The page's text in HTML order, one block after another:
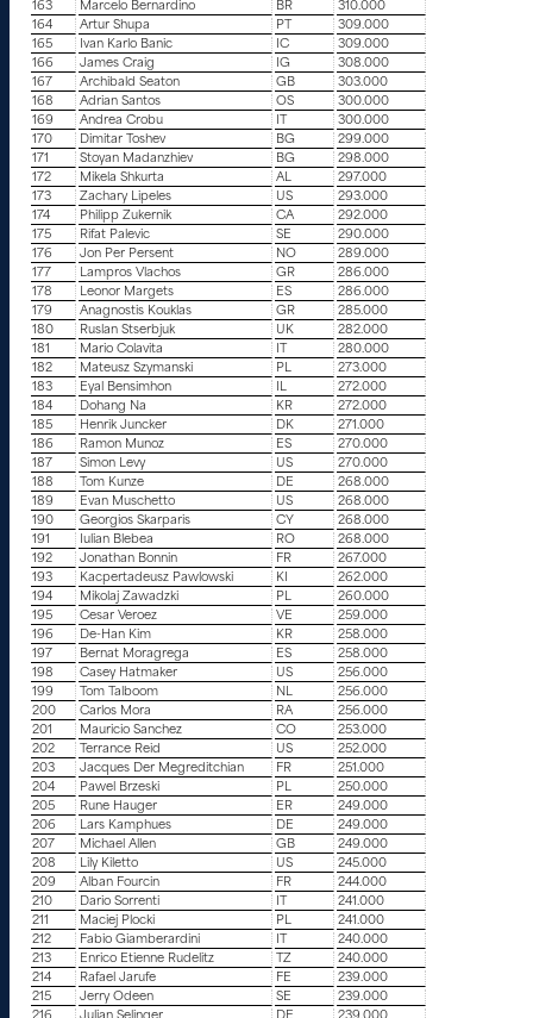
163
Marcelo Bernardino BR
310.000
164
Artur Shupa PT
309.000
165
Ivan Karlo Banic IC
309.000
166
James Craig IG
308.000
167
Archibald Seaton GB
303.000
168
Adrian Santos OS
300.000
169
Andrea Crobu
300.000
170
Dimitar Toshev BG
299.000
171
Stoyan Madanzhiev BG
298.000
172
Mikela Shkurta AL
297.000
173
Zachary Lipeles US
293.000
174
Philipp Zukernik CA
292.000
175
Rifat Palevic SE
290.000
176
Jon Per Persent NO
289.000
177
Lampros Vlachos GR
286.000
178
Leonor Margets ES
286.000
179
Anagnostis Kouklas GR
285.000
180
Ruslan Stserbjuk UK
282.000
181
Mario Colavita
280.000
182
Mateusz Szymanski PL
273.000
183
Eyal Bensimhon IL
272.000
184
Dohang Na KR
272.000
185
Henrik Juncker DK
271.000
186
Ramon Munoz ES
270.000
187
Simon Levy US
270.000
188
Tom Kunze DE
268.000
189
Evan Muschetto US
268.000
190
Georgios Skarparis CY
268.000
191
Iulian Blebea RO
268.000
192
Jonathan Bonnin FR
267.000
193
Kacpertadeusz Pawlowski KI
262.000
194
Mikolaj Zawadzki PL
260.000
195
Cesar Veroez VE
259.000
196
De-Han Kim KR
258.000
197
Bernat Moragrega ES
258.000
198
Casey Hatmaker US
256.000
199
Tom Talboom NL
256.000
200
Carlos Mora RA
256.000
201
Mauricio Sanchez CO
253.000
202
Terrance Reid US
252.000
203
Jacques Der Megreditchian FR
251.000
204
Pawel Brzeski PL
250.000
205
Rune Hauger ER
249.000
206
Lars Kamphues DE
249.000
207
Michael Allen GB
249.000
208
Lily Kiletto US
245.000
209
Alban Fourcin FR
244.000
210
Dario Sorrenti
241.000
211
Maciej Plocki PL
241.000
212
Fabio Giamberardini
240.000
213
Enrico Etienne Rudelitz TZ
240.000
214
Rafael Jarufe FE
239.000
215
Jerry Odeen SE
239.000